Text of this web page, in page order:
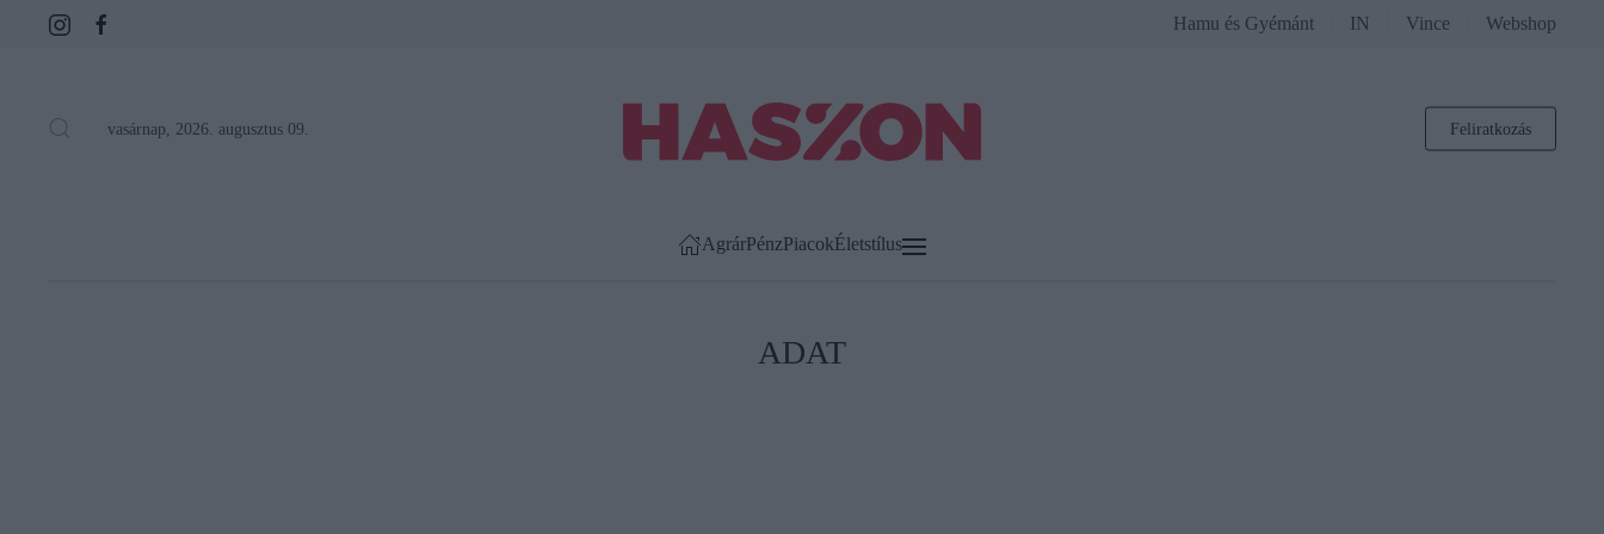
Hamu és Gyémánt IN Vince Webshop
vasárnap, 2026. augusztus 09. Feliratkozás
AgrárPénzPiacokÉletstílus
ADAT